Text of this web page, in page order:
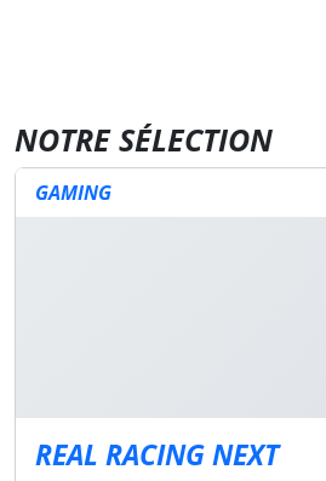
NOTRE SÉLECTION
GAMING
REAL RACING NEXT